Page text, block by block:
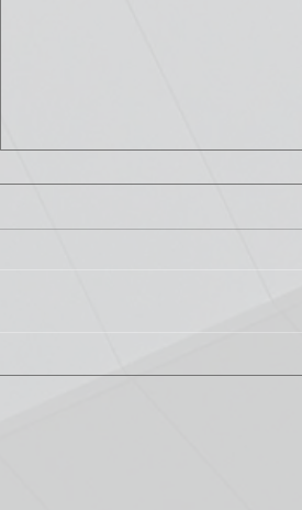
Comment améliorer
les systèmes de climatisation